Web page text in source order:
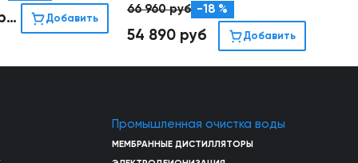
Добавить
осадкообразования на мембранах
66 960руб -18 %
54 890 руб Добавить
Промышленная очистка воды
МЕМБРАННЫЕ ДИСТИЛЛЯТОРЫ